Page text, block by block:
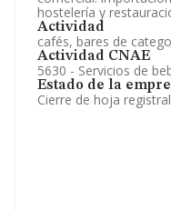
hostelería y
Actividad
cafés, bares de
Actividad CNAE
5630 - Servicios de
Estado de la
Cierre de hoja registral